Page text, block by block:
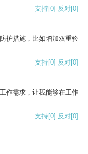
支持[0] 反对[0]
护措施，比如增加双重验
支持[0] 反对[0]
作需求，让我能够在工作
支持[0] 反对[0]